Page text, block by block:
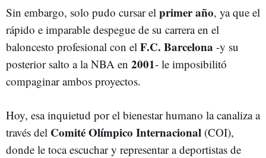
Sin embargo, solo pudo cursar el primer año, ya que el
rápido e imparable despegue de su carrera en el
baloncesto profesional con el F.C. Barcelona -y su
posterior salto a la NBA en 2001- le imposibilitó
compaginar ambos proyectos.
Hoy, esa inquietud por el bienestar humano la canaliza a
través del Comité Olímpico Internacional (COI),
donde le toca escuchar y representar a deportistas de